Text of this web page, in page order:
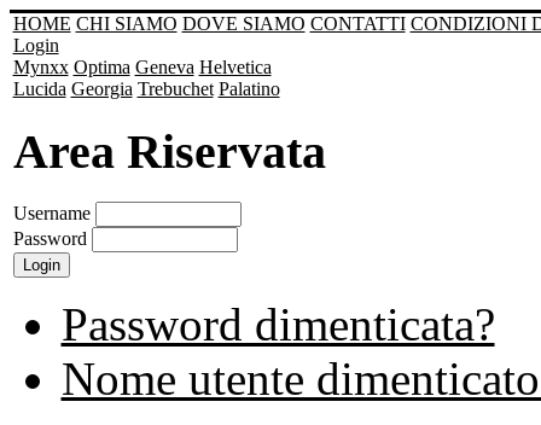
HOME CHI SIAMO DOVE SIAMO CONTATTI CONDIZIONI
Login
Mynxx Optima Geneva Helvetica
Lucida Georgia Trebuchet Palatino
Area Riservata
Username
Password
Password dimenticata?
Nome utente